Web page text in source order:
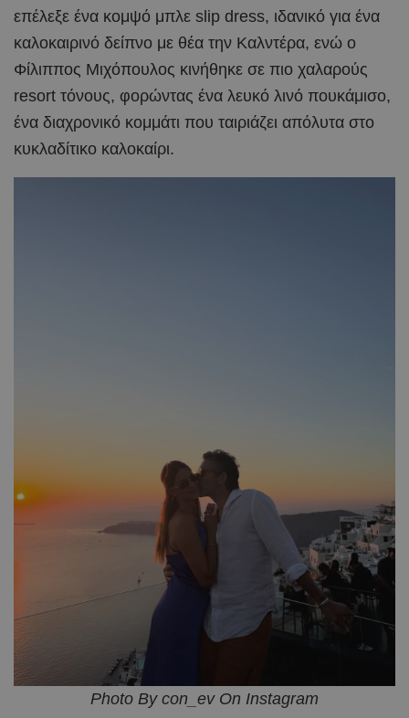
επέλεξε ένα κομψό μπλε slip dress, ιδανικό για ένα
καλοκαιρινό δείπνο με θέα την Καλντέρα, ενώ ο
Φίλιππος Μιχόπουλος κινήθηκε σε πιο χαλαρούς
resort τόνους, φορώντας ένα λευκό λινό πουκάμισο,
ένα διαχρονικό κομμάτι που ταιριάζει απόλυτα στο
κυκλαδίτικο καλοκαίρι.
Photo By con_ev On Instagram